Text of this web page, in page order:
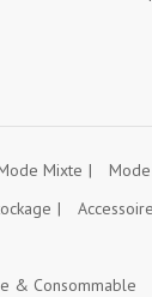
Mixte
& Consommable